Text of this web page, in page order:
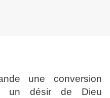
une conversion
un désir de Dieu